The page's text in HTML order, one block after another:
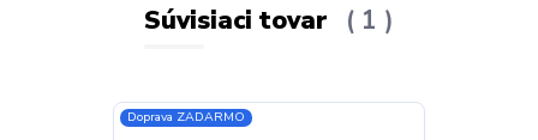
Súvisiaci tovar 1
Doprava ZADARMO